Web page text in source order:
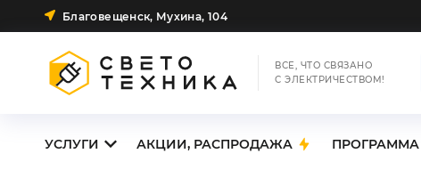
Благовещенск, Мухина, 104
ВСЕ, ЧТО СВЯЗАНО
С ЭЛЕКТРИЧЕСТВОМ!
УСЛУГИ АКЦИИ, РАСПРОДАЖА